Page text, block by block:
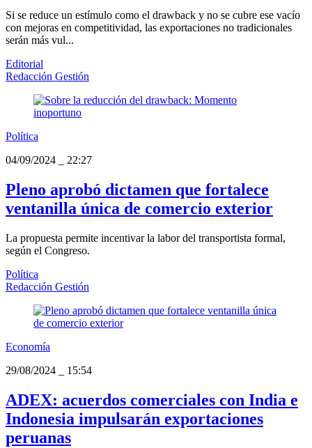
Si se reduce un estímulo como el drawback y no se cubre ese vacío
con mejoras en competitividad, las exportaciones no tradicionales
serán más vul...
Editorial
Redacción Gestión
Política
04/09/2024
22:27
Pleno aprobó dictamen que fortalece
ventanilla única de comercio exterior
La propuesta permite incentivar la labor del transportista formal,
según el Congreso.
Política
Redacción Gestión
Economía
29/08/2024
15:54
ADEX: acuerdos comerciales con India e
Indonesia impulsarán exportaciones
peruanas